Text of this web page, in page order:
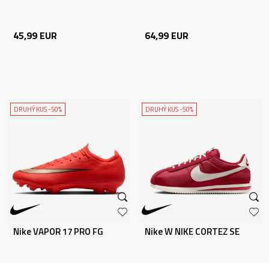
45,99 EUR 64,99 EUR
DRUHÝ KUS -50%
Nike VAPOR 17 PRO FG
DRUHÝ KUS -50%
Nike W NIKE CORTEZ SE